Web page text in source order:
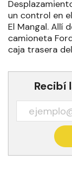
un control en
El Mangal. Allí
camioneta
caja trasera
Recibí